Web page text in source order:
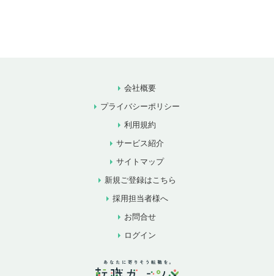
会社概要
プライバシーポリシー
利用規約
サービス紹介
サイトマップ
新規ご登録はこちら
採用担当者様へ
お問合せ
ログイン